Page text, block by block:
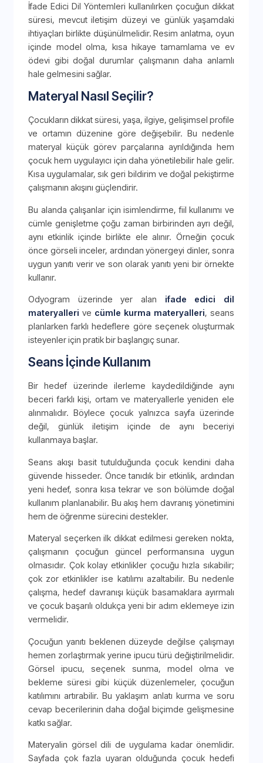
İfade Edici Dil Yöntemleri kullanılırken çocuğun dikkat
süresi, mevcut iletişim düzeyi ve günlük yaşamdaki
ihtiyaçları birlikte düşünülmelidir. Resim anlatma, oyun
içinde model olma, kısa hikaye tamamlama ve ev
ödevi gibi doğal durumlar çalışmanın daha anlamlı
hale gelmesini sağlar.
Materyal Nasıl Seçilir?
Çocukların dikkat süresi, yaşa, ilgiye, gelişimsel profile
ve ortamın düzenine göre değişebilir. Bu nedenle
materyal küçük görev parçalarına ayrıldığında hem
çocuk hem uygulayıcı için daha yönetilebilir hale gelir.
Kısa uygulamalar, sık geri bildirim ve doğal pekiştirme
çalışmanın akışını güçlendirir.
Bu alanda çalışanlar için isimlendirme, fiil kullanımı ve
cümle genişletme çoğu zaman birbirinden ayrı değil,
aynı etkinlik içinde birlikte ele alınır. Örneğin çocuk
önce görseli inceler, ardından yönergeyi dinler, sonra
uygun yanıtı verir ve son olarak yanıtı yeni bir örnekte
kullanır.
Odyogram üzerinde yer alan ifade edici dil
materyalleri ve cümle kurma materyalleri, seans
planlarken farklı hedeflere göre seçenek oluşturmak
isteyenler için pratik bir başlangıç sunar.
Seans İçinde Kullanım
Bir hedef üzerinde ilerleme kaydedildiğinde aynı
beceri farklı kişi, ortam ve materyallerle yeniden ele
alınmalıdır. Böylece çocuk yalnızca sayfa üzerinde
değil, günlük iletişim içinde de aynı beceriyi
kullanmaya başlar.
Seans akışı basit tutulduğunda çocuk kendini daha
güvende hisseder. Önce tanıdık bir etkinlik, ardından
yeni hedef, sonra kısa tekrar ve son bölümde doğal
kullanım planlanabilir. Bu akış hem davranış yönetimini
hem de öğrenme sürecini destekler.
Materyal seçerken ilk dikkat edilmesi gereken nokta,
çalışmanın çocuğun güncel performansına uygun
olmasıdır. Çok kolay etkinlikler çocuğu hızla sıkabilir;
çok zor etkinlikler ise katılımı azaltabilir. Bu nedenle
çalışma, hedef davranışı küçük basamaklara ayırmalı
ve çocuk başarılı oldukça yeni bir adım eklemeye izin
vermelidir.
Çocuğun yanıtı beklenen düzeyde değilse çalışmayı
hemen zorlaştırmak yerine ipucu türü değiştirilmelidir.
Görsel ipucu, seçenek sunma, model olma ve
bekleme süresi gibi küçük düzenlemeler, çocuğun
katılımını artırabilir. Bu yaklaşım anlatı kurma ve soru
cevap becerilerinin daha doğal biçimde gelişmesine
katkı sağlar.
Materyalin görsel dili de uygulama kadar önemlidir.
Sayfada çok fazla uyaran olduğunda çocuk hedefi